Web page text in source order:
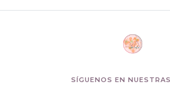
SÍGUENOS EN